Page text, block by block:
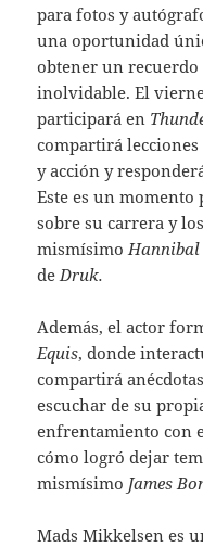
para fotos y
una oportunidad
obtener un recuerdo
inolvidable. El
participará en
compartirá lecciones
y acción y
Este es un momento
sobre su carrera y
mismísimo Hannibal
de Druk.
Además, el actor
Equis, donde
compartirá
escuchar de su
enfrentamiento con
cómo logró dejar
mismísimo James
Mads Mikkelsen es